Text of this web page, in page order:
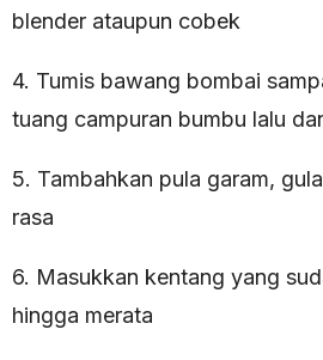
blender ataupun cobek
4. Tumis bawang bombai
tuang campuran bumbu lalu
5. Tambahkan pula garam,
rasa
6. Masukkan kentang yang
hingga merata